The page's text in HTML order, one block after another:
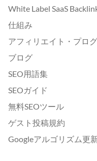
White Label SaaS
仕組み
アフィリエイト・プロ
ブログ
SEO用語集
SEOガイド
無料SEOツール
ゲスト投稿規約
Googleアルゴリズム更